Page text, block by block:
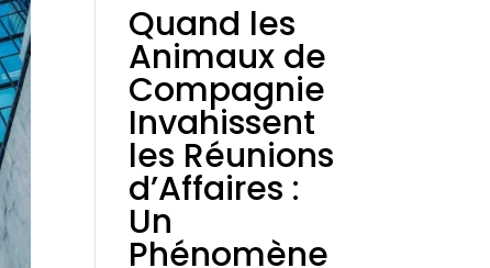
Quand les
Animaux de
Compagnie
Invahissent
les Réunions
d’Affaires :
Un
Phénomène